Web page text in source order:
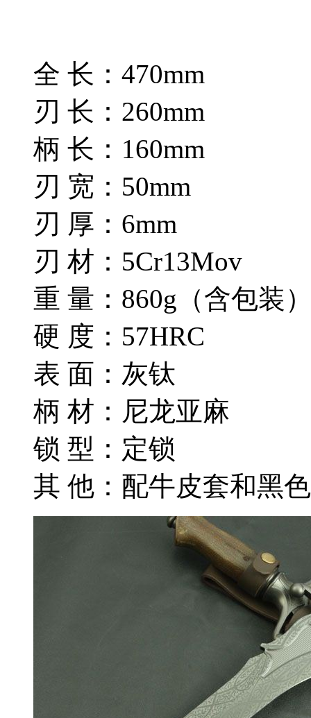
全 长：470mm
刃 长：260mm
柄 长：160mm
刃 宽：50mm
刃 厚：6mm
刃 材：5Cr13Mov
重 量：860g（含包装
硬 度：57HRC
表 面：灰钛
柄 材：尼龙亚麻
锁 型：定锁
其 他：配牛皮套和黑